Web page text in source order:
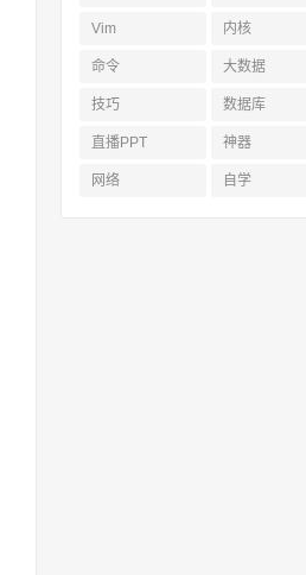
Vim 内核
命令 大数据
技巧 数据库
直播PPT 神器
网络 自学